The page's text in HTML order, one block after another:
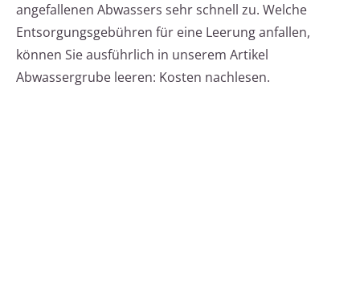
angefallenen Abwassers sehr schnell zu. Welche
Entsorgungsgebühren für eine Leerung anfallen,
können Sie ausführlich in unserem Artikel
Abwassergrube leeren: Kosten nachlesen.